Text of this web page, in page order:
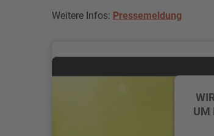
Weitere Infos: Pressemeldung
UM